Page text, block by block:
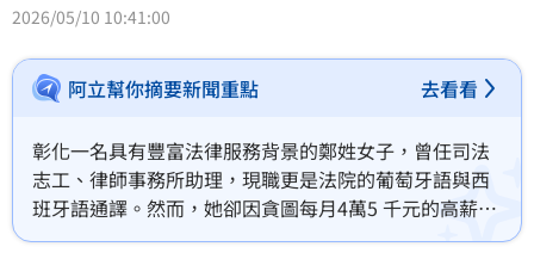
2026/05/10 10:41:00
阿立幫你摘要新聞重點 去看看
彰化一名具有豐富法律服務背景的鄭姓女子，曾任司法
志工、律師事務所助理，現職更是法院的葡萄牙語與西
班牙語通譯。然而，她卻因貪圖每月4萬5 千元的高薪報
酬，加入詐騙集團擔任面交車手，向被害人收取價值21